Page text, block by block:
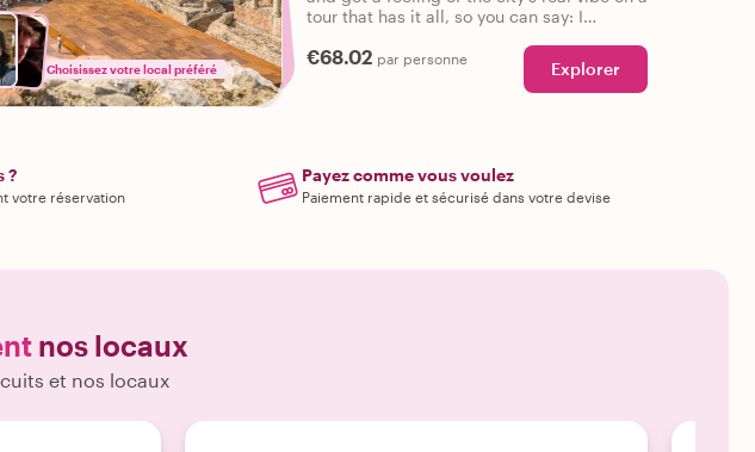
Choisissez votre local préféré
tour that has it all, so you can say: I
€68.02 par personne Explorer
?
votre réservation
Payez comme vous voulez
Paiement rapide et sécurisé dans votre devise
nos locaux
et nos locaux